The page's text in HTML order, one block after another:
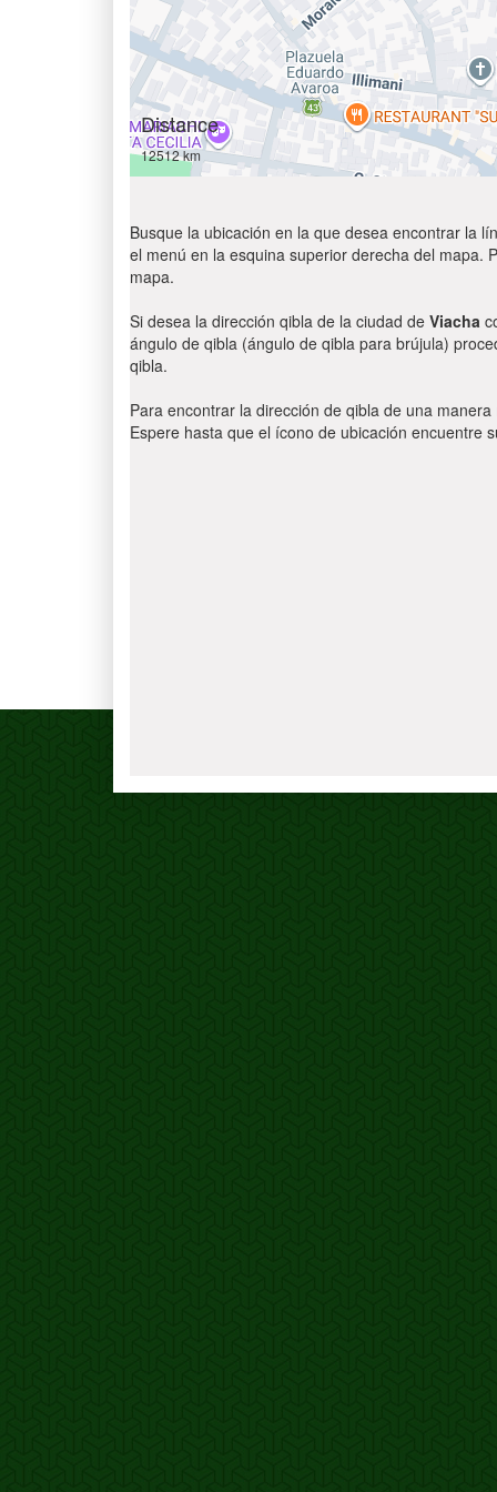
Distance
12512 km
Busque la ubicación en la que desea encontrar la
el menú en la esquina superior derecha del mapa.
mapa.
Si desea la dirección qibla de la ciudad de Viacha
ángulo de qibla (ángulo de qibla para brújula)
qibla.
Para encontrar la dirección de qibla de una
Espere hasta que el ícono de ubicación encuentre